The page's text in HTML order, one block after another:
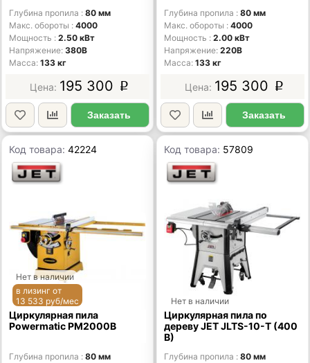
Глубина пропила
80 мм
Макс. обороты
4000
Мощность
2.50 кВт
Напряжение 380В
Масса 133 кг
195 300 p
Заказать
Глубина пропила
80 мм
Макс. обороты
4000
Мощность
2.00 кВт
Напряжение 220В
Масса 133 кг
195 300 p
Заказать
Код товара:42224
Нет в наличии
в лизинг от
13 533 руб/мес
Циркулярная пила
Powermatic PM2000B
Глубина пропила
80 мм
Код товара: 57809
Нет в наличии
Циркулярная пила по
дереву JET JLTS-10-T (400
В)
Глубина пропила
80 мм